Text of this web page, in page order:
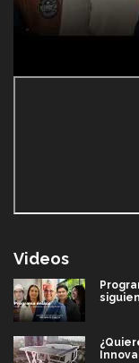
Videos